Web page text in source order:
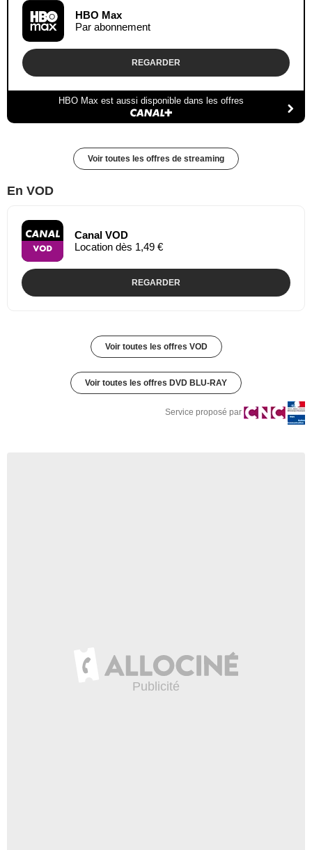
HBO Max
Par abonnement
REGARDER
HBO Max est aussi disponible dans les offres
Voir toutes les offres de streaming
En VOD
Canal VOD
Location dès 1,49 €
REGARDER
Voir toutes les offres VOD
Voir toutes les offres DVD BLU-RAY
Service proposé par